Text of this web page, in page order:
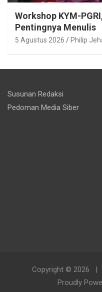
Workshop KYM-
Pentingnya Menulis
5 Agustus 2026 Philip
Susunan Redaksi
Pedoman Media Siber
Copyright © 2026
Proudly